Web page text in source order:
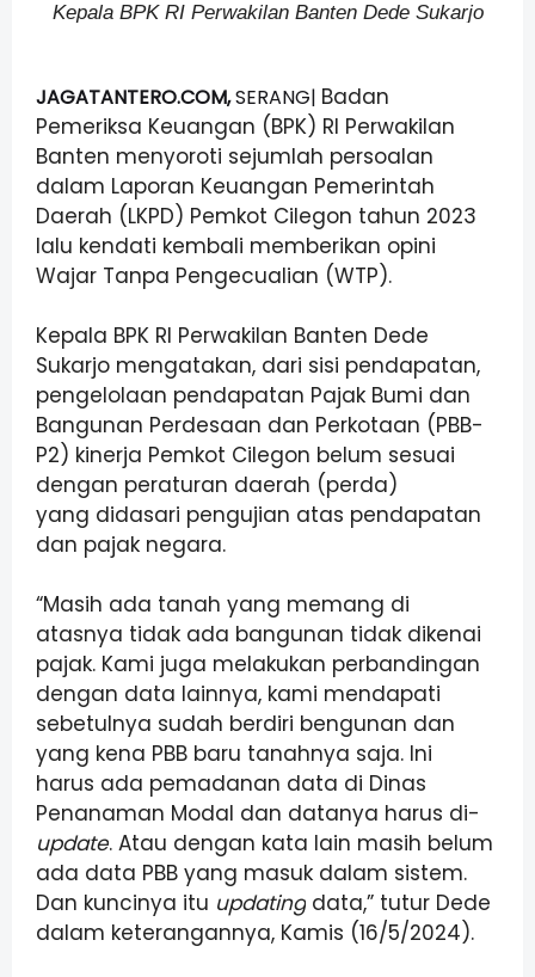
Kepala BPK RI Perwakilan Banten Dede Sukarjo
JAGATANTERO.COM,SERANG| Badan
Pemeriksa Keuangan (BPK) RI Perwakilan
Banten menyoroti sejumlah persoalan
dalam Laporan Keuangan Pemerintah
Daerah (LKPD) Pemkot Cilegon tahun 2023
lalu kendati kembali memberikan opini
Wajar Tanpa Pengecualian (WTP).
Kepala BPK RI Perwakilan Banten Dede
Sukarjo mengatakan, dari sisi pendapatan,
pengelolaan pendapatan Pajak Bumi dan
Bangunan Perdesaan dan Perkotaan (PBB-
P2) kinerja Pemkot Cilegon belum sesuai
dengan peraturan daerah (perda)
yang didasari pengujian atas pendapatan
dan pajak negara.
“Masih ada tanah yang memang di
atasnya tidak ada bangunan tidak dikenai
pajak. Kami juga melakukan perbandingan
dengan data lainnya, kami mendapati
sebetulnya sudah berdiri bengunan dan
yang kena PBB baru tanahnya saja. Ini
harus ada pemadanan data di Dinas
Penanaman Modal dan datanya harus di-
update. Atau dengan kata lain masih belum
ada data PBB yang masuk dalam sistem.
Dan kuncinya itu updating data,” tutur Dede
dalam keterangannya, Kamis (16/5/2024).